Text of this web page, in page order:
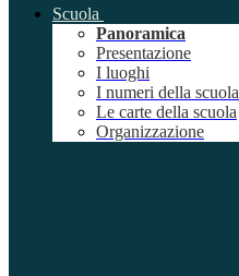
Scuola
Panoramica
Presentazione
I luoghi
I numeri della scuola
Le carte della scuola
Organizzazione